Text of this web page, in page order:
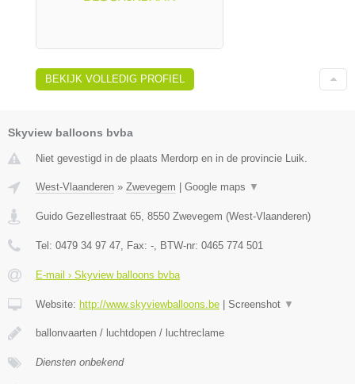
BEKIJK VOLLEDIG PROFIEL
Skyview balloons bvba
Niet gevestigd in de plaats Merdorp en in de provincie Luik.
West-Vlaanderen » Zwevegem Google maps ▼
Guido Gezellestraat 65, 8550 Zwevegem (West-Vlaanderen)
Tel: 0479 34 97 47, Fax: -, BTW-nr: 0465 774 501
E-mail › Skyview balloons bvba
Website: http://www.skyviewballoons.be Screenshot ▼
ballonvaarten / luchtdopen / luchtreclame
Diensten onbekend